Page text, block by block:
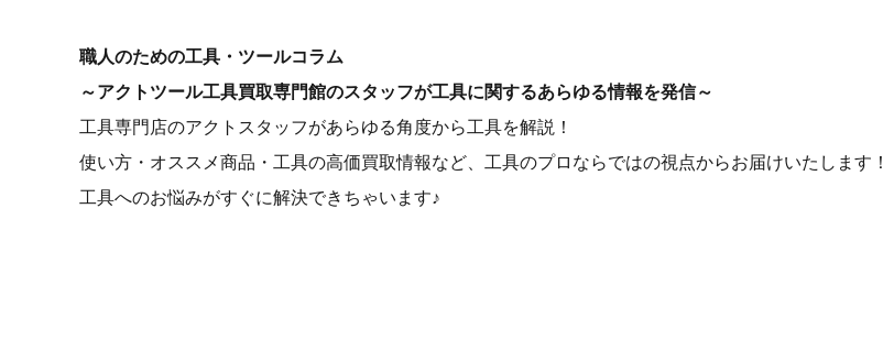
職人のための工具・ツールコラム
～アクトツール工具買取専門館のスタッフが工具に関するあらゆる情報を発信～
工具専門店のアクトスタッフがあらゆる角度から工具を解説！
使い方・オススメ商品・工具の高価買取情報など、工具のプロならではの視点からお届けいたします！
工具へのお悩みがすぐに解決できちゃいます♪